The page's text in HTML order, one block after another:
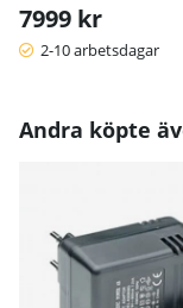
7999 kr
2-10 arbetsdagar
Andra köpte